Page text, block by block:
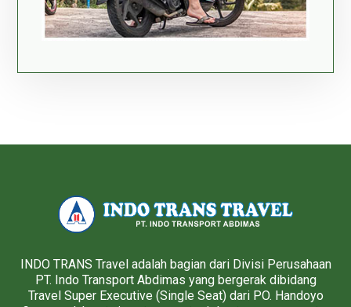
INDO TRANS Travel adalah bagian dari Divisi Perusahaan
PT. Indo Transport Abdimas yang bergerak dibidang
Travel Super Executive (Single Seat) dari PO. Handoyo